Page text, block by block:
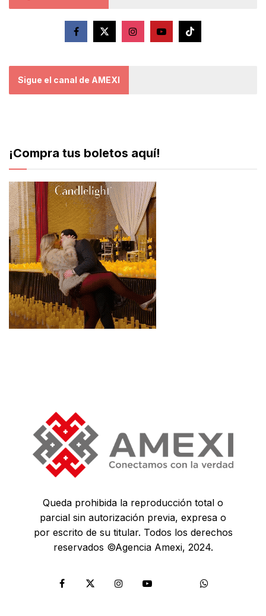
Sigue el canal de AMEXI
¡Compra tus boletos aquí!
Queda prohibida la reproducción total o
parcial sin autorización previa, expresa o
por escrito de su titular. Todos los derechos
reservados ©Agencia Amexi, 2024.